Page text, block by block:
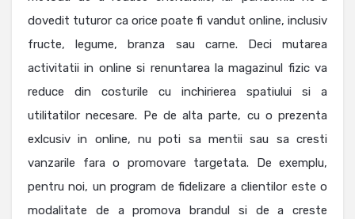
dovedit tuturor ca orice poate fi vandut online, inclusiv
fructe, legume, branza sau carne. Deci mutarea
activitatii in online si renuntarea la magazinul fizic va
reduce din costurile cu inchirierea spatiului si a
utilitatilor necesare. Pe de alta parte, cu o prezenta
exlcusiv in online, nu poti sa mentii sau sa cresti
vanzarile fara o promovare targetata. De exemplu,
pentru noi, un program de fidelizare a clientilor este o
modalitate de a promova brandul si de a creste